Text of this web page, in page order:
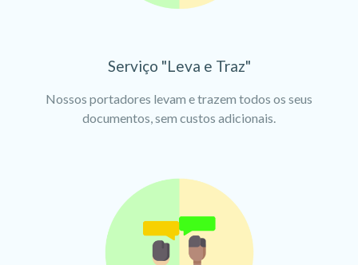
Serviço "Leva e Traz"
Nossos portadores levam e trazem todos os seus
documentos, sem custos adicionais.